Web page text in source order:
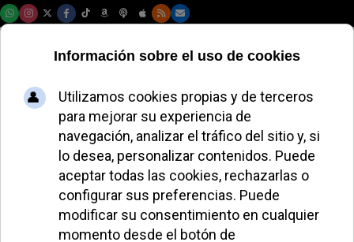
Los obispos de
Estados Unidos
convocan nueve